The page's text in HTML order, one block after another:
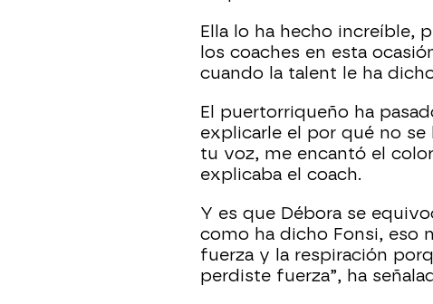
Ella lo ha hecho increíble,
los coaches en esta
cuando la talent le ha
El puertorriqueño ha
explicarle el por qué no se
tu voz, me encantó el
explicaba el coach.
Y es que Débora se
como ha dicho Fonsi, eso
fuerza y la respiración
perdiste fuerza”, ha